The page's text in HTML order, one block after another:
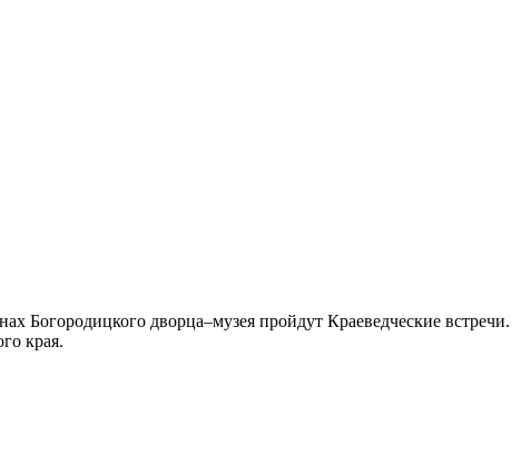
Богородицкого дворца–музея пройдут Краеведческие встречи.
края.